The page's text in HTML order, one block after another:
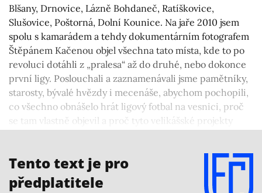
Blšany, Drnovice, Lázně Bohdaneč, Ratíškovice,
Slušovice, Poštorná, Dolní Kounice. Na jaře 2010 jsem
spolu s kamarádem a tehdy dokumentárním fotografem
Štěpánem Kačenou objel všechna tato místa, kde to po
revoluci dotáhli z „pralesa“ až do druhé, nebo dokonce
první ligy. Poslouchali a zaznamenávali jsme pamětníky,
starosty, bývalé hvězdy i mecenáše, abychom pochopili,
co všechno obnášelo hrát ligový fotbal na vesnici, proč
se tam vlastně objevil a proč tyto velikášské projekty
Tento text je pro
předplatitele